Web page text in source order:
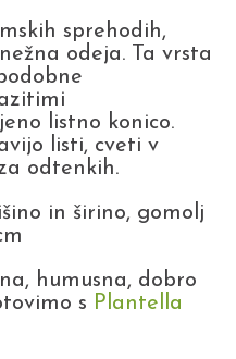
sprehodih,
odeja. Ta vrsta
listno konico.
listi, cveti v
odtenkih.
in širino, gomolj
humusna, dobro
s Plantella